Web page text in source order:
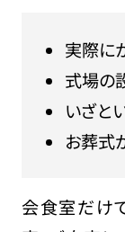
実際に
式場の
いざと
お葬式
会食室だけ